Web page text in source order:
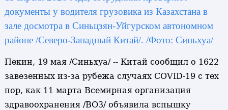
документы у водителя грузовика из Казахстана в
зале досмотра в Синьцзян-Уйгурском автономном
районе /Северо-Западный Китай/. /Фото: Синьхуа/
Пекин, 19 мая /Синьхуа/ -- Китай сообщил о 1622
завезенных из-за рубежа случаях COVID-19 с тех
пор, как 11 марта Всемирная организация
здравоохранения /ВОЗ/ объявила вспышку